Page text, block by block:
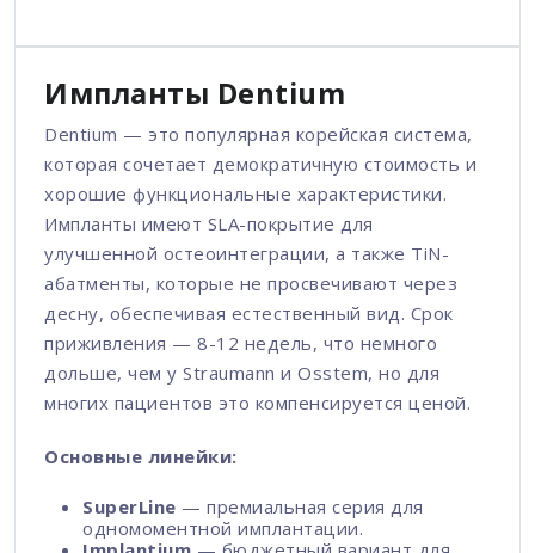
Импланты Dentium
Dentium — это популярная корейская система,
которая сочетает демократичную стоимость и
хорошие функциональные характеристики.
Импланты имеют SLA-покрытие для
улучшенной остеоинтеграции, а также TiN-
абатменты, которые не просвечивают через
десну, обеспечивая естественный вид. Срок
приживления — 8-12 недель, что немного
дольше, чем у Straumann и Osstem, но для
многих пациентов это компенсируется ценой.
Основные линейки:
SuperLine — премиальная серия для
одномоментной имплантации.